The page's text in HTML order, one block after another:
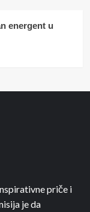
energent u
priče i
je da